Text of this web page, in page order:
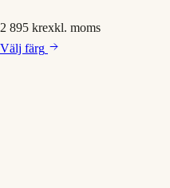
2 895 krexkl. moms
Välj färg